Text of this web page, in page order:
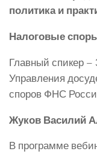
политика и
Налоговые
Главный спикер –
Управления
споров ФНС
Жуков Василий
В программе